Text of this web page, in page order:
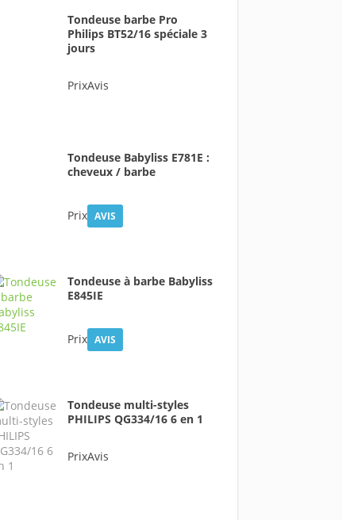
Tondeuse barbe Pro
Philips BT52/16 spéciale 3
jours
PrixAvis
Tondeuse Babyliss E781E :
cheveux / barbe
Prix AVIS
Tondeuse à barbe Babyliss
E845IE
Prix AVIS
Tondeuse multi-styles
PHILIPS QG334/16 6 en 1
PrixAvis